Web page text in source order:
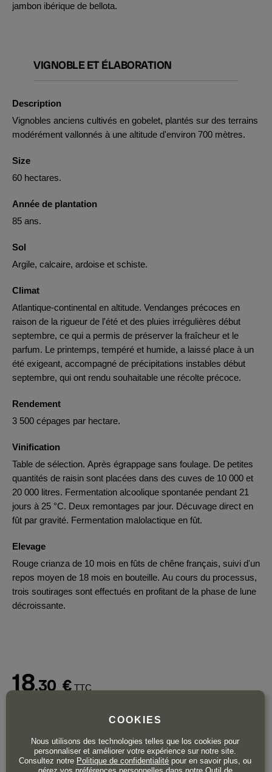
jambon ibérique de bellota.
VIGNOBLE ET ÉLABORATION
Description
Vignobles anciens cultivés en gobelet, plantés sur des terrains
modérément vallonnés à une altitude d'environ 700 mètres.
Size
60 hectares.
Année de plantation
85 ans.
Sol
Argile, calcaire, ardoise et schiste.
Climat
Atlantique-continental en altitude. Vendanges précoces en
raison de la rigueur de l'été et des pluies irrégulières début
septembre, ce qui a permis de préserver la fraîcheur et le
parfum. Le printemps, tempéré et humide, a laissé place à un
été exigeant, accompagné de précipitations instables début
septembre, qui ont rendu souhaitable une récolte précoce.
Rendement
3 500 cépages par hectare.
Vinification
Table de sélection. Après égrappage sans foulage. De petites
quantités de raisin sont placées dans des cuves de 10 000 et
20 000 litres. Fermentation alcoolique spontanée pendant 21
jours à 25 °C. Deux remontages par jour. Décuvage direct en
fût par gravité. Fermentation malolactique en fût.
Elevage
Rouge crianza de 10 mois en fûts de chêne français, suivi d'un
repos moyen de 18 mois en bouteille. Au cours du processus,
trois soutirages sont effectués en profitant de la phase de lune
décroissante.
18,30 € TTC
COOKIES
Nous utilisons des technologies telles que los cookies pour
personnaliser et améliorer votre expérience sur notre site.
Consultez notre Politique de confidentialité pour en savoir plus, ou